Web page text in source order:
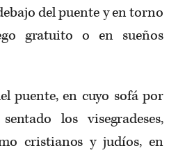
del puente y en torno
gratuito o en sueños
puente, en cuyo sofá por
los visegradeses,
cristianos y judíos, en